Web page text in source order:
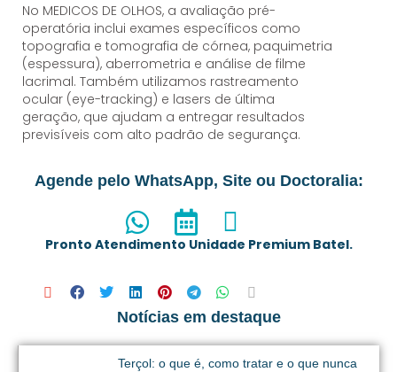
No MEDICOS DE OLHOS, a avaliação pré-
operatória inclui exames específicos como
topografia e tomografia de córnea, paquimetria
(espessura), aberrometria e análise de filme
lacrimal. Também utilizamos rastreamento
ocular (eye-tracking) e lasers de última
geração, que ajudam a entregar resultados
previsíveis com alto padrão de segurança.
Agende pelo WhatsApp, Site ou Doctoralia:
Pronto Atendimento Unidade Premium Batel.
Notícias em destaque
Terçol: o que é, como tratar e o que nunca